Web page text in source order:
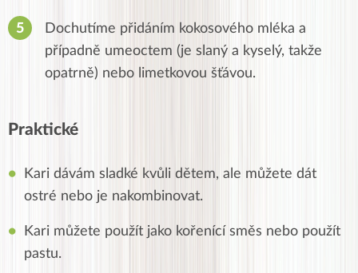
Dochutíme přidáním kokosového mléka a
případně umeoctem (je slaný a kyselý, takže
opatrně) nebo limetkovou šťávou.
Praktické
Kari dávám sladké kvůli dětem, ale můžete dát
ostré nebo je nakombinovat.
Kari můžete použít jako kořenící směs nebo použít
pastu.